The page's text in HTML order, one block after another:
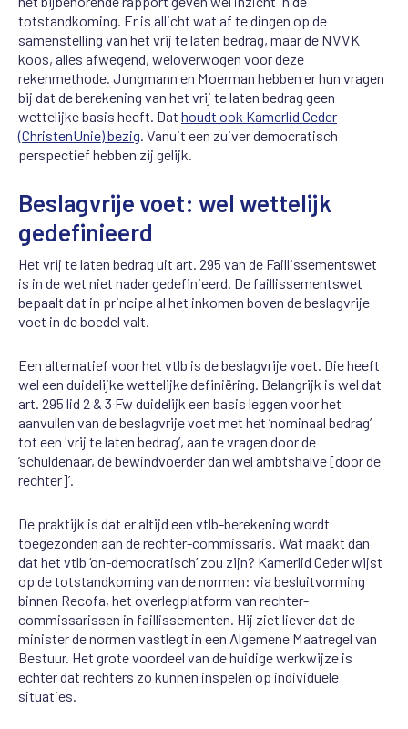
totstandkoming. Er is allicht wat af te dingen op de
samenstelling van het vrij te laten bedrag, maar de NVVK
koos, alles afwegend, weloverwogen voor deze
rekenmethode. Jungmann en Moerman hebben er hun vragen
bij dat de berekening van het vrij te laten bedrag geen
wettelijke basis heeft. Dat houdt ook Kamerlid Ceder
(ChristenUnie) bezig. Vanuit een zuiver democratisch
perspectief hebben zij gelijk.
Beslagvrije voet: wel wettelijk
gedefinieerd
Het vrij te laten bedrag uit art. 295 van de Faillissementswet
is in de wet niet nader gedefinieerd. De faillissementswet
bepaalt dat in principe al het inkomen boven de beslagvrije
voet in de boedel valt.
Een alternatief voor het vtlb is de beslagvrije voet. Die heeft
wel een duidelijke wettelijke definiëring. Belangrijk is wel dat
art. 295 lid 2 & 3 Fw duidelijk een basis leggen voor het
aanvullen van de beslagvrije voet met het ‘nominaal bedrag’
tot een 'vrij te laten bedrag’, aan te vragen door de
‘schuldenaar, de bewindvoerder dan wel ambtshalve [door de
rechter]’.
De praktijk is dat er altijd een vtlb-berekening wordt
toegezonden aan de rechter-commissaris. Wat maakt dan
dat het vtlb ‘on-democratisch’ zou zijn? Kamerlid Ceder wijst
op de totstandkoming van de normen: via besluitvorming
binnen Recofa, het overlegplatform van rechter-
commissarissen in faillissementen. Hij ziet liever dat de
minister de normen vastlegt in een Algemene Maatregel van
Bestuur. Het grote voordeel van de huidige werkwijze is
echter dat rechters zo kunnen inspelen op individuele
situaties.